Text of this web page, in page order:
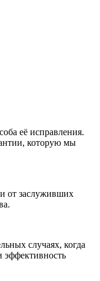
её исправления.
которую мы
от заслуживших
случаях, когда
эффективность